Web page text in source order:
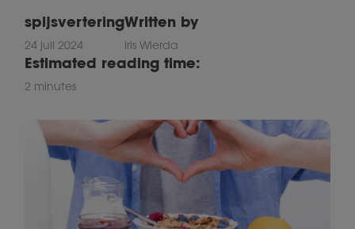
spijsvertering
24 juli 2024
Written by
Iris Wierda
Estimated reading time:
2 minutes